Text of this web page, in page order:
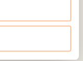
fokuserer på